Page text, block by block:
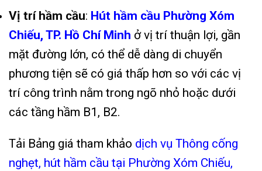
Vị trí hầm cầu: Hút hầm cầu Phường Xóm
Chiếu, TP. Hồ Chí Minh ở vị trí thuận lợi, gần
mặt đường lớn, có thể dễ dàng di chuyển
phương tiện sẽ có giá thấp hơn so với các vị
trí công trình nằm trong ngõ nhỏ hoặc dưới
các tầng hầm B1, B2.
Tải Bảng giá tham khảo dịch vụ Thông cống
nghẹt, hút hầm cầu tại Phường Xóm Chiếu,